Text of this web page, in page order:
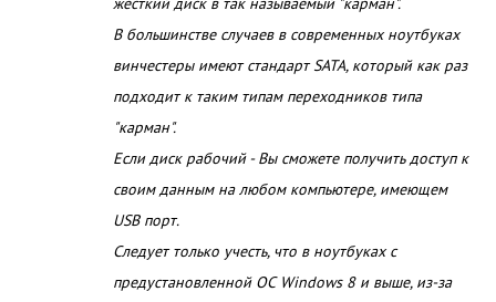
В большинстве случаев в современных ноутбуках
винчестеры имеют стандарт SATA, который как раз
подходит к таким типам переходников типа
"карман".
Если диск рабочий - Вы сможете получить доступ к
своим данным на любом компьютере, имеющем
USB порт.
Следует только учесть, что в ноутбуках с
предустановленной ОС Windows 8 и выше, из-за